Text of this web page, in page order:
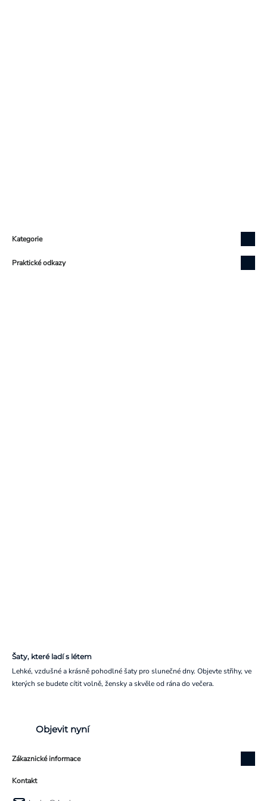
Kategorie
Praktické odkazy
Šaty, které ladí s létem
Lehké, vzdušné a krásně pohodlné šaty pro slunečné dny. Objevte střihy, ve
kterých se budete cítit volně, žensky a skvěle od rána do večera.
Objevit nyní
Zákaznické informace
Kontakt